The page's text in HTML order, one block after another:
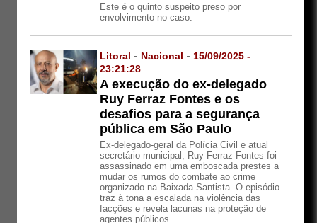
Este é o quinto suspeito preso por
envolvimento no caso.
Litoral - Nacional - 15/09/2025 -
23:21:28
A execução do ex-delegado
Ruy Ferraz Fontes e os
desafios para a segurança
pública em São Paulo
Ex-delegado-geral da Polícia Civil e atual
secretário municipal, Ruy Ferraz Fontes foi
assassinado em uma emboscada prestes a
mudar os rumos do combate ao crime
organizado na Baixada Santista. O episódio
traz à tona a escalada na violência das
facções e revela lacunas na proteção de
agentes públicos